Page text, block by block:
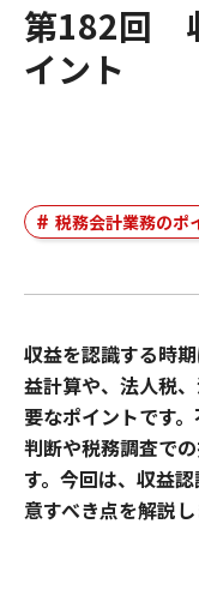
第182回
イント
税務会計業務のポ
収益を認識する時
益計算や、法人税
要なポイントです
判断や税務調査で
す。今回は、収益
意すべき点を解説し